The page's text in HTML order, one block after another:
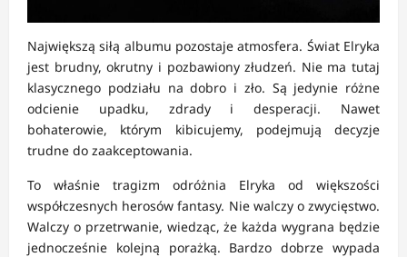
Największą siłą albumu pozostaje atmosfera. Świat Elryka
jest brudny, okrutny i pozbawiony złudzeń. Nie ma tutaj
klasycznego podziału na dobro i zło. Są jedynie różne
odcienie upadku, zdrady i desperacji. Nawet
bohaterowie, którym kibicujemy, podejmują decyzje
trudne do zaakceptowania.
To właśnie tragizm odróżnia Elryka od większości
współczesnych herosów fantasy. Nie walczy o zwycięstwo.
Walczy o przetrwanie, wiedząc, że każda wygrana będzie
jednocześnie kolejną porażką. Bardzo dobrze wypada